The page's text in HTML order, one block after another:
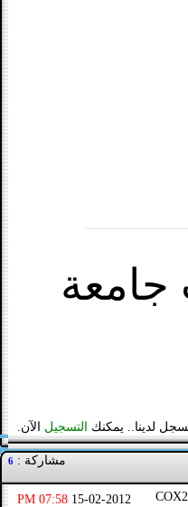
جامعة
لدينا.. يمكنك التسجيل الآن.
مشاركة : 6
15-02-2012
07:58 PM